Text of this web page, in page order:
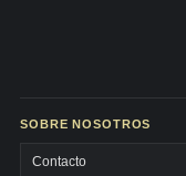
SOBRE NOSOTROS
Contacto